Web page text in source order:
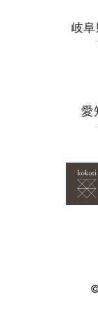
岐
愛